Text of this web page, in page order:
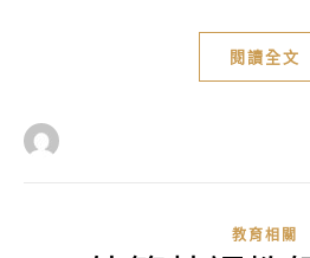
閱讀全文
教育相關